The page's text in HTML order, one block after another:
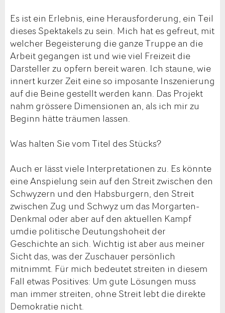
Es ist ein Erlebnis, eine Herausforderung, ein Teil
dieses Spektakels zu sein. Mich hat es gefreut, mit
welcher Begeisterung die ganze Truppe an die
Arbeit gegangen ist und wie viel Freizeit die
Darsteller zu opfern bereit waren. Ich staune, wie
innert kurzer Zeit eine so imposante Inszenierung
auf die Beine gestellt werden kann. Das Projekt
nahm grössere Dimensionen an, als ich mir zu
Beginn hätte träumen lassen.
Was halten Sie vom Titel des Stücks?
Auch er lässt viele Interpretationen zu. Es könnte
eine Anspielung sein auf den Streit zwischen den
Schwyzern und den Habsburgern, den Streit
zwischen Zug und Schwyz um das Morgarten-
Denkmal oder aber auf den aktuellen Kampf
umdie politische Deutungshoheit der
Geschichte an sich. Wichtig ist aber aus meiner
Sicht das, was der Zuschauer persönlich
mitnimmt. Für mich bedeutet streiten in diesem
Fall etwas Positives: Um gute Lösungen muss
man immer streiten, ohne Streit lebt die direkte
Demokratie nicht.